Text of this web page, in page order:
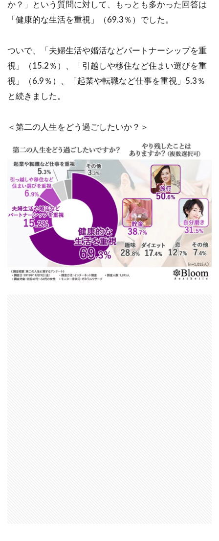
か？」という質問に対して、もっとも多かった回答は
「健康的な生活を重視」（69.3％）でした。
ついで、「夫婦生活や婚活などパートナーシップを重
視」（15.2％）、「引越しや移住など住まい選びを重
視」（6.9％）、「起業や転職など仕事を重視」5.3％
と続きました。
＜第二の人生をどう過ごしたいか？＞